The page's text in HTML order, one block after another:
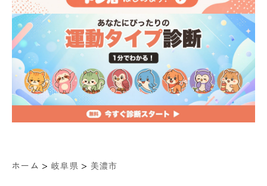
ホーム > 岐阜県 > 美濃市